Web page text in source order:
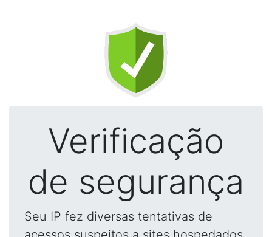
Verificação
de segurança
Seu IP fez diversas tentativas de